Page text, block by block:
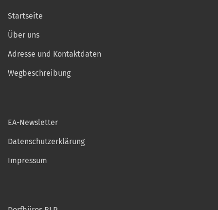
Startseite
Über uns
Adresse und Kontaktdaten
Wegbeschreibung
EA-Newsletter
Datenschutzerklärung
Impressum